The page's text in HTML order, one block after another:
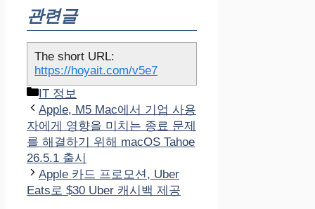
관련글
The short URL:
https://hoyait.com/v5e7
카
테
고
리
IT 정보
Apple, M5 Mac에서 기업 사용
자에게 영향을 미치는 종료 문제
를 해결하기 위해 macOS Tahoe
26.5.1 출시
Apple 카드 프로모션, Uber
Eats로 $30 Uber 캐시백 제공